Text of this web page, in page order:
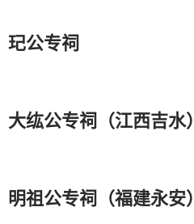
玘公专祠
大纮公专祠（江西吉水）
明祖公专祠（福建永安）